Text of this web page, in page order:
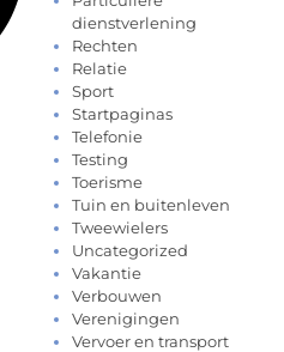
dienstverlening
Rechten
Relatie
Sport
Startpaginas
Telefonie
Testing
Toerisme
Tuin en buitenleven
Tweewielers
Uncategorized
Vakantie
Verbouwen
Verenigingen
Vervoer en transport